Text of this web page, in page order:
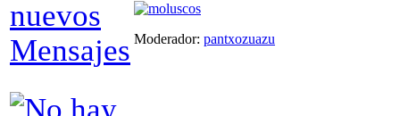
Moderador: pantxozuazu